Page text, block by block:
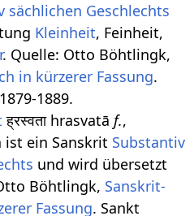
sächlichen Geschlechts
Kleinheit, Feinheit,
. Quelle: Otto Böhtlingk,
in kürzerer Fassung.
1889.
ह्रस्वता hrasvatā f.,
ist ein Sanskrit Substantiv
und wird übersetzt
Böhtlingk, Sanskrit-
Fassung. Sankt